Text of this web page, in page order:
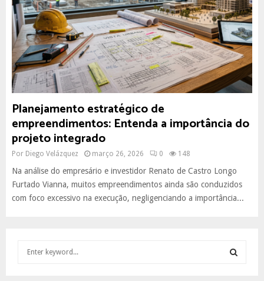
Planejamento estratégico de
empreendimentos: Entenda a importância do
projeto integrado
Por Diego Velázquez março 26, 2026 0 148
Na análise do empresário e investidor Renato de Castro Longo
Furtado Vianna, muitos empreendimentos ainda são conduzidos
com foco excessivo na execução, negligenciando a importância...